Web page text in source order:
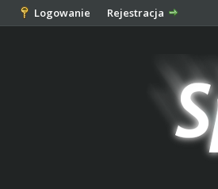
Logowanie Rejestracja